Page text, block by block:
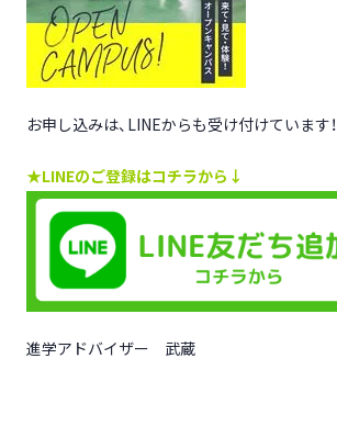
お申し込みは、LINEからも受け付けています！
★LINEのご登録はコチラから↓
進学アドバイザー 武蔵